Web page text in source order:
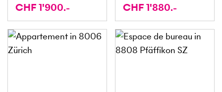
CHF 1'900.- CHF 1'880.-